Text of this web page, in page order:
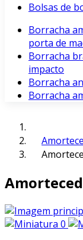
Bolsas de
Borracha
porta de
Borracha
impacto
Borracha
Borracha